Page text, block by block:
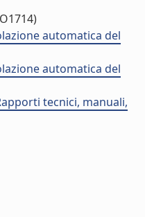
automatica del
automatica del
tecnici, manuali,